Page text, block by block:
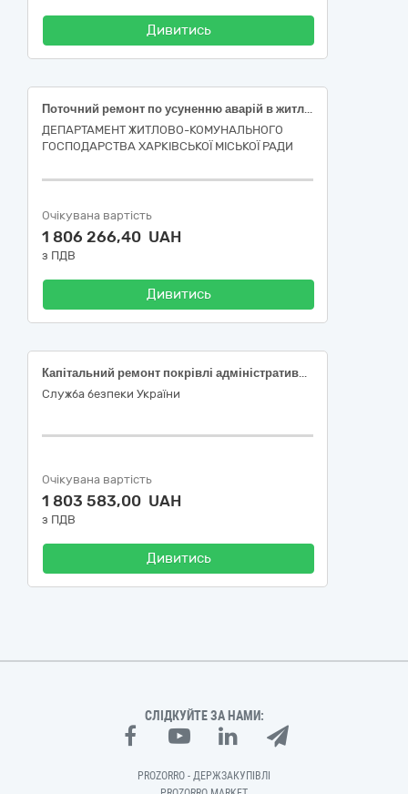
Дивитись
Поточний ремонт по усуненню аварій в житловому фонді багатоквартирного будинку за адресою: вулиця Дванадцятого Квітня, 32, місто Харків (код ДК 021:2015-45260000-7 Покрівельні роботи та інші спеціалізовані будівельні роботи)
ДЕПАРТАМЕНТ ЖИТЛОВО-КОМУНАЛЬНОГО
ГОСПОДАРСТВА ХАРКІВСЬКОЇ МІСЬКОЇ РАДИ
Очікувана вартість
1 806 266,40 UAH
з ПДВ
Дивитись
Капітальний ремонт покрівлі адміністративної будівлі ЦУ СБ України за адресою замовника у м. Києві
Служба безпеки України
Очікувана вартість
1 803 583,00 UAH
з ПДВ
Дивитись
СЛІДКУЙТЕ ЗА НАМИ:
PROZORRO - ДЕРЖЗАКУПІВЛІ